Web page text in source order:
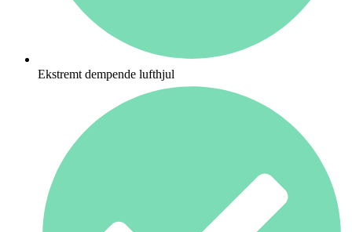
Ekstremt dempende lufthjul